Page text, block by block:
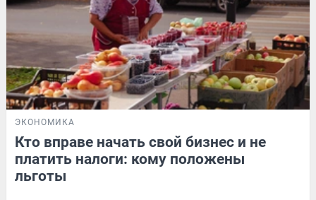
ЭКОНОМИКА
Кто вправе начать свой бизнес и не
платить налоги: кому положены
льготы